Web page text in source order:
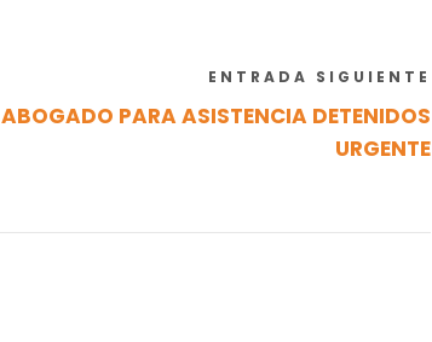
ENTRADA SIGUIENTE
ABOGADO PARA ASISTENCIA DETENIDOS
URGENTE